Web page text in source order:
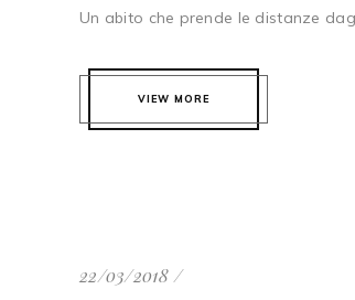
Un abito che prende le distanze
VIEW MORE
22/03/2018